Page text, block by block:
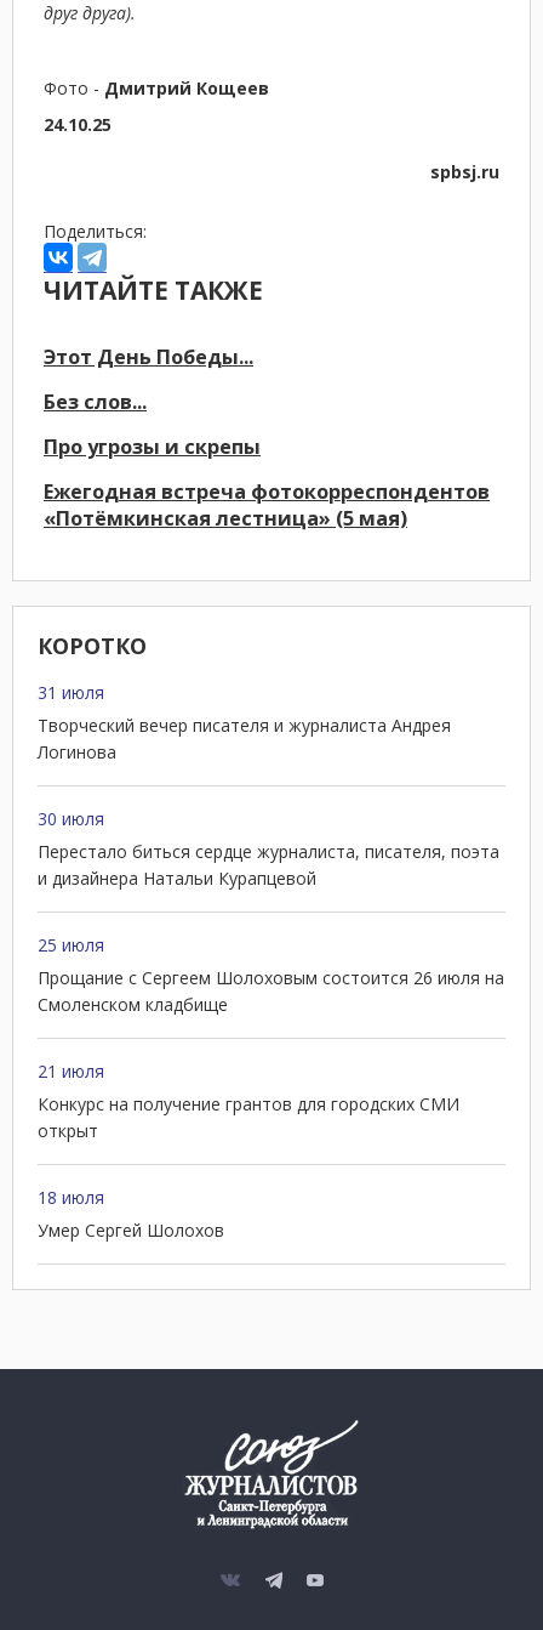
КОРОТКО
31 июля
Творческий вечер писателя и журналиста Андрея
Логинова
30 июля
Перестало биться сердце журналиста, писателя, поэта
и дизайнера Натальи Курапцевой
25 июля
Прощание с Сергеем Шолоховым состоится 26 июля на
Смоленском кладбище
21 июля
Конкурс на получение грантов для городских СМИ
открыт
18 июля
Умер Сергей Шолохов
друг друга).
Фото - Дмитрий Кощеев
24.10.25
spbsj.ru
Поделиться:
ЧИТАЙТЕ ТАКЖЕ
Этот День Победы...
Без слов...
Про угрозы и скрепы
Ежегодная встреча фотокорреспондентов
«Потёмкинская лестница» (5 мая)